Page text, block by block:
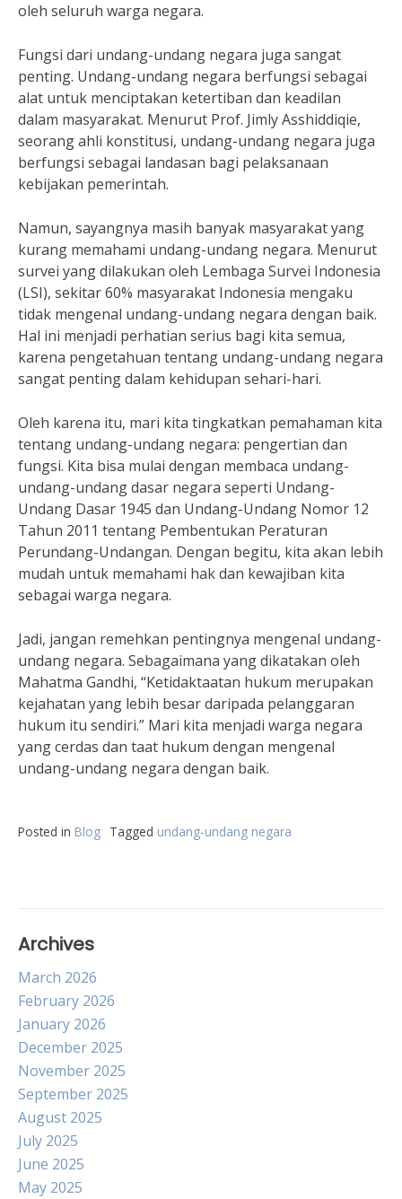
oleh seluruh warga negara.
Fungsi dari undang-undang negara juga sangat
penting. Undang-undang negara berfungsi sebagai
alat untuk menciptakan ketertiban dan keadilan
dalam masyarakat. Menurut Prof. Jimly Asshiddiqie,
seorang ahli konstitusi, undang-undang negara juga
berfungsi sebagai landasan bagi pelaksanaan
kebijakan pemerintah.
Namun, sayangnya masih banyak masyarakat yang
kurang memahami undang-undang negara. Menurut
survei yang dilakukan oleh Lembaga Survei Indonesia
(LSI), sekitar 60% masyarakat Indonesia mengaku
tidak mengenal undang-undang negara dengan baik.
Hal ini menjadi perhatian serius bagi kita semua,
karena pengetahuan tentang undang-undang negara
sangat penting dalam kehidupan sehari-hari.
Oleh karena itu, mari kita tingkatkan pemahaman kita
tentang undang-undang negara: pengertian dan
fungsi. Kita bisa mulai dengan membaca undang-
undang-undang dasar negara seperti Undang-
Undang Dasar 1945 dan Undang-Undang Nomor 12
Tahun 2011 tentang Pembentukan Peraturan
Perundang-Undangan. Dengan begitu, kita akan lebih
mudah untuk memahami hak dan kewajiban kita
sebagai warga negara.
Jadi, jangan remehkan pentingnya mengenal undang-
undang negara. Sebagaimana yang dikatakan oleh
Mahatma Gandhi, “Ketidaktaatan hukum merupakan
kejahatan yang lebih besar daripada pelanggaran
hukum itu sendiri.” Mari kita menjadi warga negara
yang cerdas dan taat hukum dengan mengenal
undang-undang negara dengan baik.
Posted in Blog Tagged undang-undang negara
Archives
March 2026
February 2026
January 2026
December 2025
November 2025
September 2025
August 2025
July 2025
June 2025
May 2025